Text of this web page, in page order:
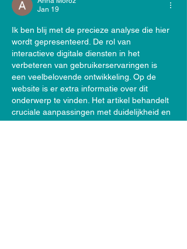
Jan 19
Ik ben blij met de precieze analyse die hier
wordt gepresenteerd. De rol van
interactieve digitale diensten in het
verbeteren van gebruikerservaringen is
een veelbelovende ontwikkeling. Op de
website is er extra informatie over dit
onderwerp te vinden. Het artikel behandelt
cruciale aanpassingen met duidelijkheid en
precisie.